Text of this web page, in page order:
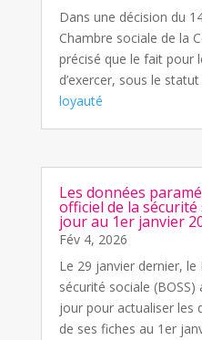
Dans une décision du
Chambre sociale de la
précisé que le fait pour
d’exercer, sous le
loyauté
Les données
officiel de la
jour au 1er janvier
Fév 4, 2026
Le 29 janvier dernier,
sécurité sociale (BOSS)
jour pour actualiser les
de ses fiches au 1er